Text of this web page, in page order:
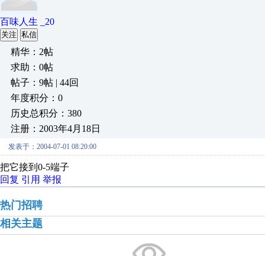
百味人生 _20
关注 私信
精华：2帖
求助：0帖
帖子：9帖 | 44回
年度积分：0
历史总积分：380
注册：2003年4月18日
发表于：2004-07-01 08:20:00
把它接到0-5端子
回复 引用 举报
热门招聘
相关主题